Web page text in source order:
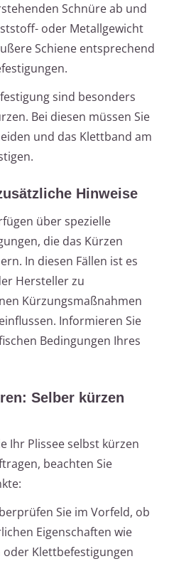
Schnüre ab und
oder Metallgewicht
Schiene entsprechend
sind besonders
Bei diesen müssen Sie
und das Klettband am
Hinweise
über spezielle
die das Kürzen
In diesen Fällen ist es
Hersteller zu
Kürzungsmaßnahmen
Informieren Sie
Bedingungen Ihres
Selber kürzen
Ihr Plissee selbst kürzen
beachten Sie
Sie im Vorfeld, ob
Eigenschaften wie
Klettbefestigungen